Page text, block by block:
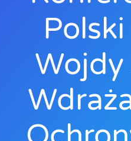
Wojdy